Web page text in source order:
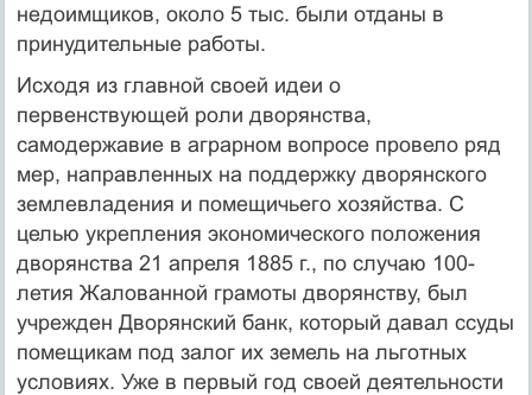
недоимщиков, около 5 тыс. были отданы в
принудительные работы.
Исходя из главной своей идеи о
первенствующей роли дворянства,
самодержавие в аграрном вопросе провело ряд
мер, направленных на поддержку дворянского
землевладения и помещичьего хозяйства. С
целью укрепления экономического положения
дворянства 21 апреля 1885 г., по случаю 100-
летия Жалованной грамоты дворянству, был
учрежден Дворянский банк, который давал ссуды
помещикам под залог их земель на льготных
условиях. Уже в первый год своей деятельности